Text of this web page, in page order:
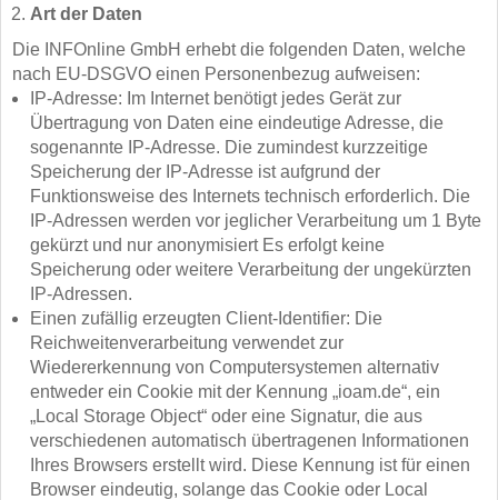
Art der Daten
Die INFOnline GmbH erhebt die folgenden Daten, welche
nach EU-DSGVO einen Personenbezug aufweisen:
IP-Adresse: Im Internet benötigt jedes Gerät zur
Übertragung von Daten eine eindeutige Adresse, die
sogenannte IP-Adresse. Die zumindest kurzzeitige
Speicherung der IP-Adresse ist aufgrund der
Funktionsweise des Internets technisch erforderlich. Die
IP-Adressen werden vor jeglicher Verarbeitung um 1 Byte
gekürzt und nur anonymisiert Es erfolgt keine
Speicherung oder weitere Verarbeitung der ungekürzten
IP-Adressen.
Einen zufällig erzeugten Client-Identifier: Die
Reichweitenverarbeitung verwendet zur
Wiedererkennung von Computersystemen alternativ
entweder ein Cookie mit der Kennung „ioam.de“, ein
„Local Storage Object“ oder eine Signatur, die aus
verschiedenen automatisch übertragenen Informationen
Ihres Browsers erstellt wird. Diese Kennung ist für einen
Browser eindeutig, solange das Cookie oder Local